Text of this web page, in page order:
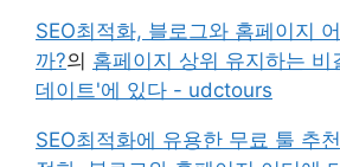
SEO최적화, 블로그와 홈페이지
까?의 홈페이지 상위 유지하는 비
데이트'에 있다 - udctours
SEO최적화에 유용한 무료 툴 추